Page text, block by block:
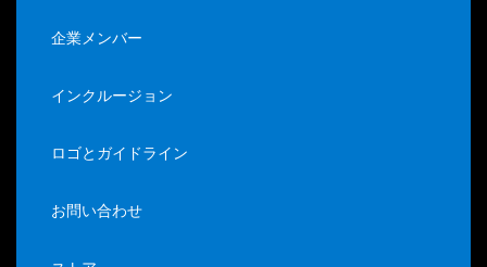
企業メンバー
インクルージョン
ロゴとガイドライン
お問い合わせ